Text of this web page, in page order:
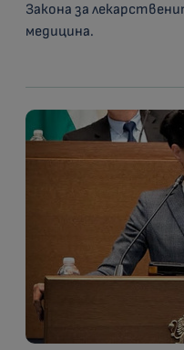
Закона за
медицина.